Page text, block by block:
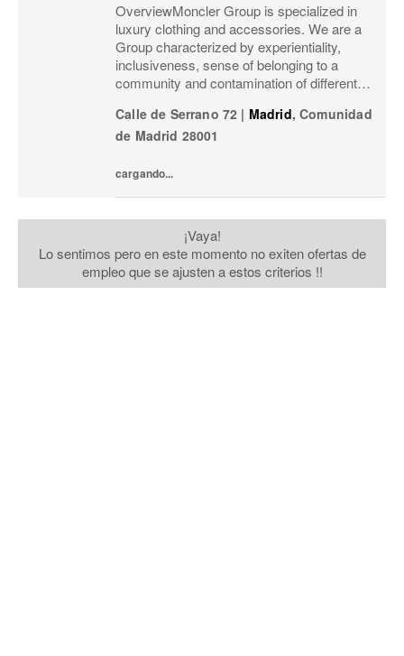
OverviewMoncler Group is specialized in
luxury clothing and accessories. We are a
Group characterized by experientiality,
inclusiveness, sense of belonging to a
community and contamination of different
Moncler’s social channels not only
communicate our...
Calle de Serrano 72 | Madrid,Comunidad
de Madrid 28001
cargando...
¡Vaya!
Lo sentimos pero en este momento no exiten ofertas de
empleo que se ajusten a estos criterios !!